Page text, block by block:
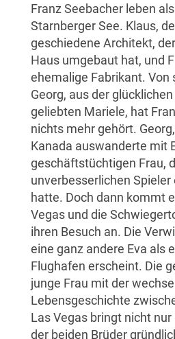
Franz Seebacher leben
Starnberger See. Klaus,
geschiedene Architekt,
Haus umgebaut hat, und
ehemalige Fabrikant. Von
Georg, aus der
geliebten Mariele, hat
nichts mehr gehört.
Kanada auswanderte mit
geschäftstüchtigen Frau,
unverbesserlichen
hatte. Doch dann kommt
Vegas und die
ihren Besuch an. Die
eine ganz andere Eva als
Flughafen erscheint. Die
junge Frau mit der
Lebensgeschichte
Las Vegas bringt nicht
der beiden Brüder